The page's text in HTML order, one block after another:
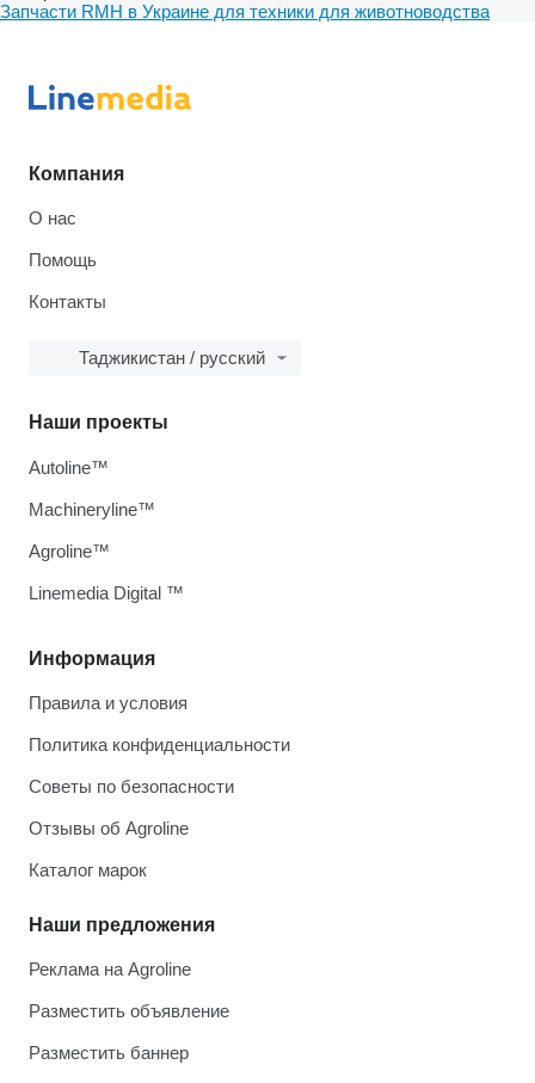
Запчасти RMH в Украине для техники для животноводства
Компания
О нас
Помощь
Контакты
Таджикистан / русский
Информация
Правила и условия
Политика конфиденциальности
Советы по безопасности
Отзывы об Agroline
Каталог марок
Наши предложения
Реклама на Agroline
Разместить объявление
Разместить баннер
Наши проекты
Autoline™
Machineryline™
Agroline™
Linemedia Digital ™